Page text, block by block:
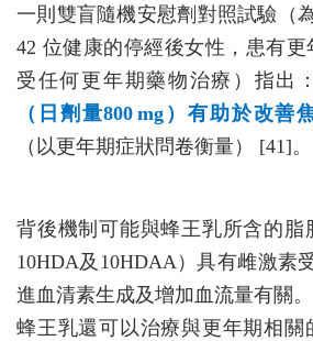
一則雙盲隨機安慰劑對照試驗（
42 位健康的停經後女性，患有
受任何更年期藥物治療）指出：
（日劑量800 mg）有助於改善
（以更年期症狀問卷衡量） [41]。
背後機制可能與蜂王乳所含的脂
10HDA及10HDAA）具有雌激素
進血清素生成及增加血流量有關。
蜂王乳還可以治療與更年期相關